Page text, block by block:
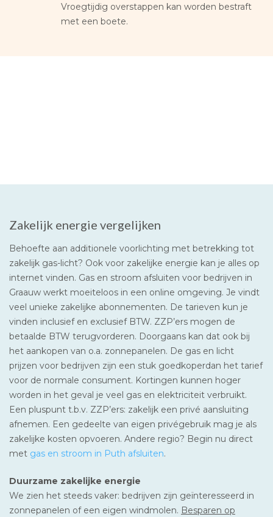
Vroegtijdig overstappen kan worden bestraft
met een boete.
Zakelijk energie vergelijken
Behoefte aan additionele voorlichting met betrekking tot
zakelijk gas-licht? Ook voor zakelijke energie kan je alles op
internet vinden. Gas en stroom afsluiten voor bedrijven in
Graauw werkt moeiteloos in een online omgeving. Je vindt
veel unieke zakelijke abonnementen. De tarieven kun je
vinden inclusief en exclusief BTW. ZZP’ers mogen de
betaalde BTW terugvorderen. Doorgaans kan dat ook bij
het aankopen van o.a. zonnepanelen. De gas en licht
prijzen voor bedrijven zijn een stuk goedkoperdan het tarief
voor de normale consument. Kortingen kunnen hoger
worden in het geval je veel gas en elektriciteit verbruikt.
Een pluspunt t.b.v. ZZP’ers: zakelijk een privé aansluiting
afnemen. Een gedeelte van eigen privégebruik mag je als
zakelijke kosten opvoeren. Andere regio? Begin nu direct
met gas en stroom in Puth afsluiten.
Duurzame zakelijke energie
We zien het steeds vaker: bedrijven zijn geïnteresseerd in
zonnepanelen of een eigen windmolen. Besparen op